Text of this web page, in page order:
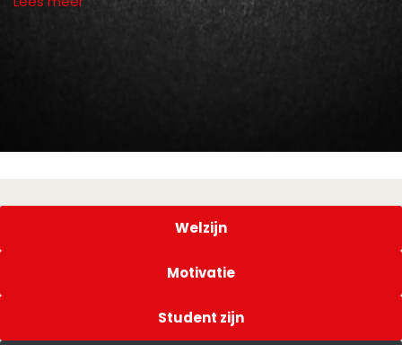
Welzijn
Motivatie
Student zijn